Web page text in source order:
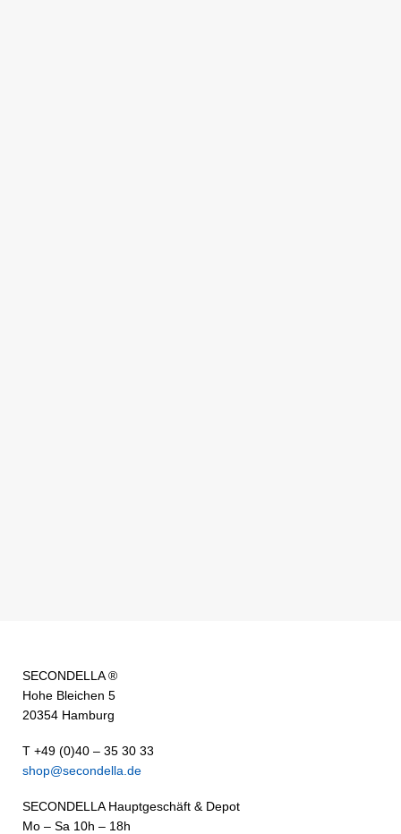
SECONDELLA ®
Hohe Bleichen 5
20354 Hamburg
T +49 (0)40 – 35 30 33
shop@secondella.de
SECONDELLA Hauptgeschäft & Depot
Mo – Sa 10h – 18h